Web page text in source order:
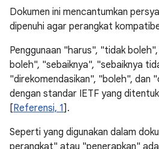
Dokumen ini mencantumkan
dipenuhi agar perangkat
Penggunaan "harus", "tidak
boleh", "sebaiknya", "sebaiknya
"direkomendasikan", "boleh", dan
dengan standar IETF yang
[Referensi, 1].
Seperti yang digunakan dalam
perangkat" atau "penerapkan"